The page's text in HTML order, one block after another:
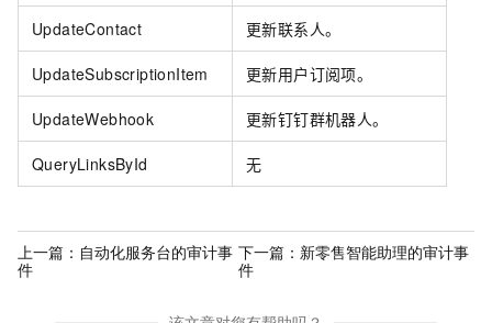
UpdateContact 更新联系人。
UpdateSubscriptionItem 更新用户订阅项。
UpdateWebhook 更新钉钉群机器人。
QueryLinksById 无
上一篇： 自动化服务台的审计事
件
下一篇： 新零售智能助理的审计事
件